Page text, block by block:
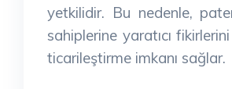
yetkilidir. Bu nedenle,
sahiplerine yaratıcı
ticarileştirme imkanı sağlar.